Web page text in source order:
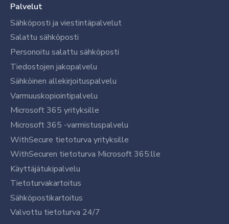
Palvelut
Sähköposti ja viestintäpalvelut
Salattu sähköposti
Personoitu salattu sähköposti
Tiedostojen jakopalvelu
Sähköinen allekirjoituspalvelu
Varmuuskopiointipalvelu
Microsoft 365 yrityksille
Microsoft 365 -varmistuspalvelu
WithSecure tietoturva yrityksille
WithSecuren tietoturva Microsoft 365:lle
Käyttäjätukipalvelu
Tietoturvakartoitus
Sähköpostikartoitus
Valvottu tietoturva 24/7